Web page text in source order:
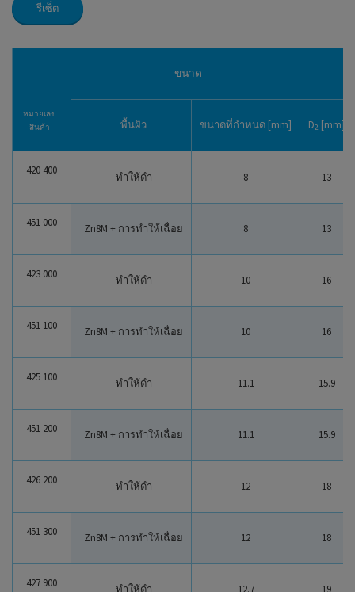
แหวนรองกันคลายประเภท S
แหวนรองกันคลายสแตนเลสประเภท S
แหวนรองกันคลายสแตนเลสประเภท VS
3.2 : 70
รีเซ็ต
ขนาด
หมายเลข
สินค้า
พื้นผิว ขนาดที่กำหนด [mm] D2 [mm]
420 400
ทำให้ดำ 8 13
451 000 Zn8M + การทำให้เฉื่อย 8 13
423 000 ทำให้ดำ 10 16
451 100 Zn8M + การทำให้เฉื่อย 10 16
425 100 ทำให้ดำ 11.1 15.9
451 200 Zn8M + การทำให้เฉื่อย 11.1 15.9
426 200 ทำให้ดำ 12 18
451 300 Zn8M + การทำให้เฉื่อย 12 18
427 900 ทำให้ดำ 12.7 19